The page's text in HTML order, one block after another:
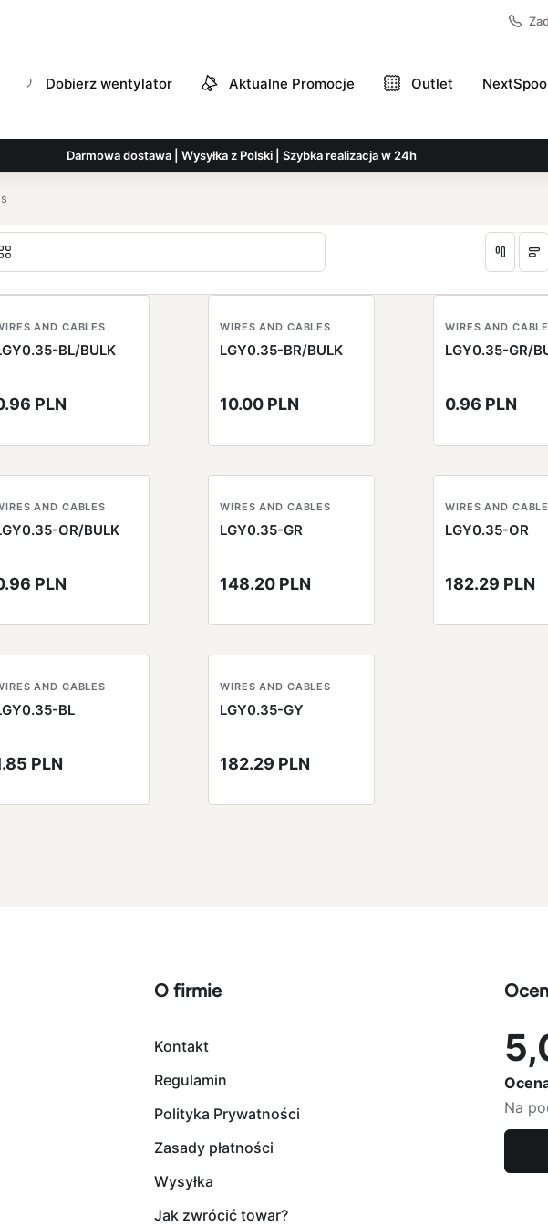
Dobierz wentylator Aktualne Promocje Outlet
Darmowa dostawa | Wysyłka z Polski | Szybka realizacja w 24h
AND CABLES
BL/BULK
PLN
WIRES AND CABLES
LGY0.35-BR/BULK
10.00 PLN
WIRES AND
LGY0.35-GR/
0.96 PLN
AND CABLES
OR/BULK
PLN
WIRES AND CABLES
LGY0.35-GR
148.20 PLN
WIRES AND
LGY0.35-OR
182.29 PLN
AND CABLES
BL
PLN
WIRES AND CABLES
LGY0.35-GY
182.29 PLN
O firmie
Kontakt
Regulamin
Polityka Prywatności
Zasady płatności
Wysyłka
Jak zwrócić towar?
Na